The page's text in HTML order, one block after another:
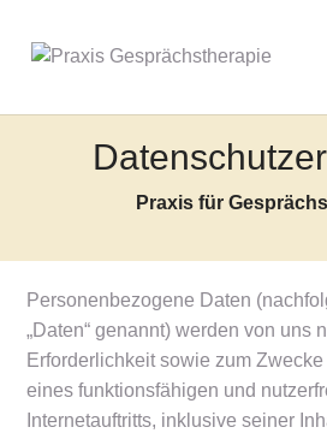
Praxis für
Personenbezogene Daten
„Daten“ genannt) werden von uns
Erforderlichkeit sowie zum
eines funktionsfähigen und
Internetauftritts, inklusive seiner